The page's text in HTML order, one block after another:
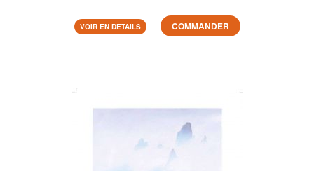
VOIR EN DETAILS COMMANDER